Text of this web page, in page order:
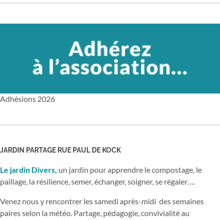
Adhésions 2026
JARDIN PARTAGE RUE PAUL DE KOCK
Le jardin Divers, un jardin pour apprendre le compostage, le
paillage, la résilience, semer, échanger, soigner, se régaler….
Venez nous y rencontrer les samedi après-midi des semaines
paires selon la météo. Partage, pédagogie, convivialité au